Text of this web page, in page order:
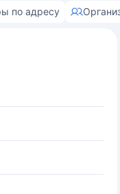
по адресу